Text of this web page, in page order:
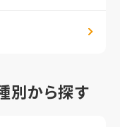
別から探す